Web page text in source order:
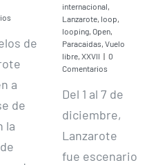
de
a
de
la
internacional,
Lanzarote, loop,
looping, Open,
Paracaidas, Vuelo
libre, XXVII | 0
Comentarios
Del 1 al 7 de
diciembre,
Lanzarote
fue escenario